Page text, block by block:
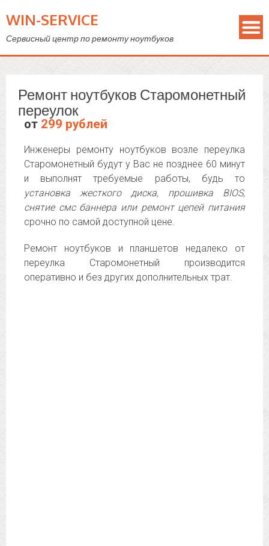
WIN-SERVICE
Сервисный центр по ремонту ноутбуков
Ремонт ноутбуков Старомонетный
переулок
от 299 рублей
Инженеры ремонту ноутбуков возле переулка
Старомонетный будут у Вас не позднее 60 минут
и выполнят требуемые работы, будь то
установка жесткого диска, прошивка BIOS,
снятие смс баннера или ремонт цепей питания
срочно по самой доступной цене.
Ремонт ноутбуков и планшетов недалеко от
переулка Старомонетный производится
оперативно и без других дополнительных трат.